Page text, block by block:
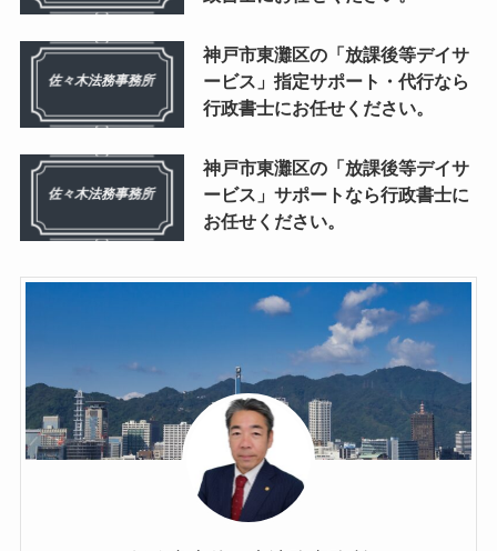
神戸市東灘区の「放課後等デイサ
ービス」指定サポート・代行なら
行政書士にお任せください。
神戸市東灘区の「放課後等デイサ
ービス」サポートなら行政書士に
お任せください。